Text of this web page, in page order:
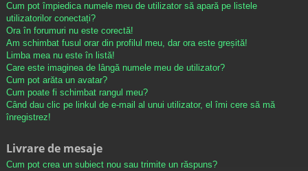
Cum pot împiedica numele meu de utilizator să apară pe listele
utilizatorilor conectați?
Ora în forumuri nu este corectă!
Am schimbat fusul orar din profilul meu, dar ora este greșită!
Limba mea nu este în listă!
Care este imaginea de lângă numele meu de utilizator?
Cum pot arăta un avatar?
Cum poate fi schimbat rangul meu?
Când dau clic pe linkul de e-mail al unui utilizator, el îmi cere să mă
înregistrez!
Livrare de mesaje
Cum pot crea un subiect nou sau trimite un răspuns?